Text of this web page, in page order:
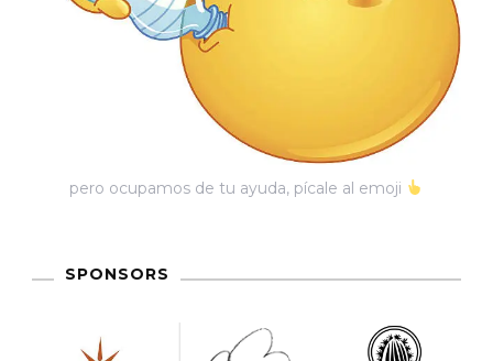
pero ocupamos de tu ayuda, pícale al emoji
SPONSORS